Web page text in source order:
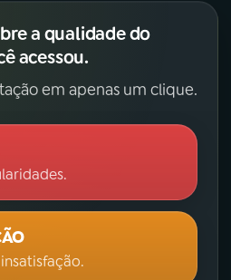
a qualidade do
acessou.
em apenas um clique.